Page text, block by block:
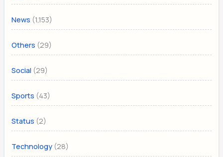
News (1,153)
Others (29)
Social (29)
Sports (43)
Status (2)
Technology (28)